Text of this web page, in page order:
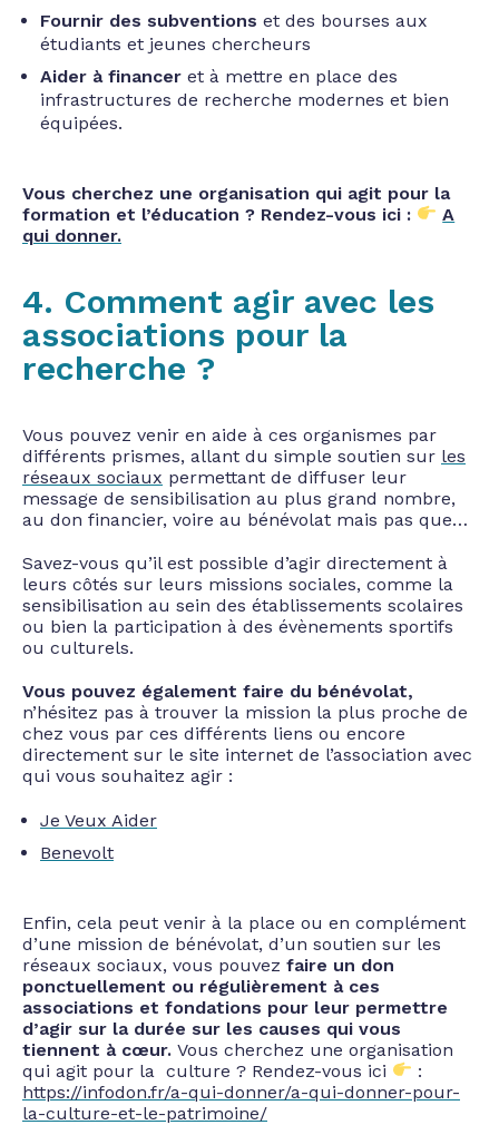
Fournir des subventions et des bourses aux
étudiants et jeunes chercheurs
Aider à financer et à mettre en place des
infrastructures de recherche modernes et bien
équipées.
Vous cherchez une organisation qui agit pour la
formation et l’éducation ? Rendez-vous ici :
A
qui donner.
4. Comment agir avec les
associations pour la
recherche ?
Vous pouvez venir en aide à ces organismes par
différents prismes, allant du simple soutien sur les
réseaux sociaux permettant de diffuser leur
message de sensibilisation au plus grand nombre,
au don financier, voire au bénévolat mais pas que…
Savez-vous qu’il est possible d’agir directement à
leurs côtés sur leurs missions sociales, comme la
sensibilisation au sein des établissements scolaires
ou bien la participation à des évènements sportifs
ou culturels.
Vous pouvez également faire du bénévolat,
n’hésitez pas à trouver la mission la plus proche de
chez vous par ces différents liens ou encore
directement sur le site internet de l’association avec
qui vous souhaitez agir :
Je Veux Aider
Benevolt
Enfin, cela peut venir à la place ou en complément
d’une mission de bénévolat, d’un soutien sur les
réseaux sociaux, vous pouvez faire un don
ponctuellement ou régulièrement à ces
associations et fondations pour leur permettre
d’agir sur la durée sur les causes qui vous
tiennent à cœur. Vous cherchez une organisation
qui agit pour la culture ? Rendez-vous ici
:
https://infodon.fr/a-qui-donner/a-qui-donner-pour-
la-culture-et-le-patrimoine/